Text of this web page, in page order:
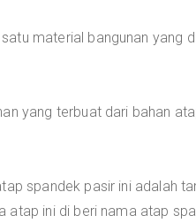
material bangunan yang
yang terbuat dari bahan
spandek pasir ini adalah
atap ini di beri nama atap